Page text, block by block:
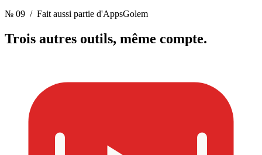
№ 09 / Fait aussi partie d'AppsGolem
Trois autres outils, même compte.